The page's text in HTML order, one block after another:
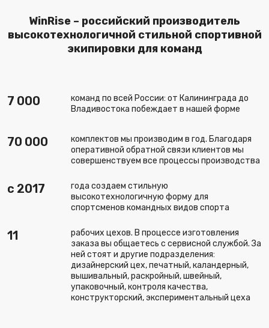
WinRise – российский производитель
высокотехнологичной стильной спортивной
экипировки для команд
7 000
команд по всей России: от Калининграда до
Владивостока побеждает в нашей форме
70 000
комплектов мы производим в год. Благодаря
оперативной обратной связи клиентов мы
совершенствуем все процессы производства
c 2017
года создаем стильную
высокотехнологичную форму для
спортсменов командных видов спорта
11
рабочих цехов. В процессе изготовления
заказа вы общаетесь с сервисной службой. За
ней стоят и другие подразделения:
дизайнерский цех, печатный, каландерный,
вышивальный, раскройный, швейный,
упаковочный, контроля качества,
конструкторский, экспериментальный цеха